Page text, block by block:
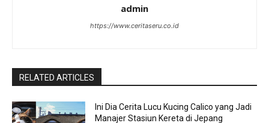
admin
https://www.ceritaseru.co.id
RELATED ARTICLES
Ini Dia Cerita Lucu Kucing Calico yang Jadi
Manajer Stasiun Kereta di Jepang